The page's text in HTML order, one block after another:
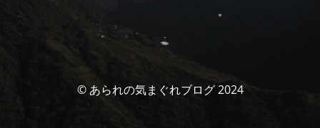
© あられの気まぐれブログ 2024